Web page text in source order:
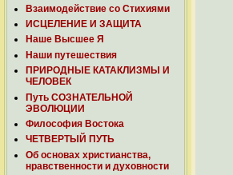
Взаимодействие со Стихиями
ИСЦЕЛЕНИЕ И ЗАЩИТА
Наше Высшее Я
Наши путешествия
ПРИРОДНЫЕ КАТАКЛИЗМЫ И
ЧЕЛОВЕК
Путь СОЗНАТЕЛЬНОЙ
ЭВОЛЮЦИИ
Философия Востока
ЧЕТВЕРТЫЙ ПУТЬ
Об основах христианства,
нравственности и духовности